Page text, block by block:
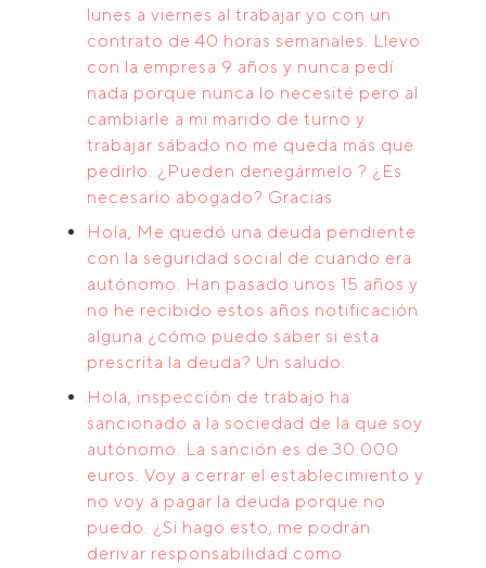
lunes a viernes al trabajar yo con un
contrato de 40 horas semanales. Llevo
con la empresa 9 años y nunca pedí
nada porque nunca lo necesité pero al
cambiarle a mi marido de turno y
trabajar sábado no me queda más que
pedirlo. ¿Pueden denegármelo ? ¿Es
necesario abogado? Gracias
Hola, Me quedó una deuda pendiente
con la seguridad social de cuando era
autónomo. Han pasado unos 15 años y
no he recibido estos años notificación
alguna ¿cómo puedo saber si esta
prescrita la deuda? Un saludo.
Hola, inspección de trabajo ha
sancionado a la sociedad de la que soy
autónomo. La sanción es de 30.000
euros. Voy a cerrar el establecimiento y
no voy a pagar la deuda porque no
puedo. ¿Si hago esto, me podrán
derivar responsabilidad como